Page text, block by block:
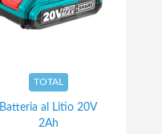
TOTAL
Batteria al Litio 20V
2Ah